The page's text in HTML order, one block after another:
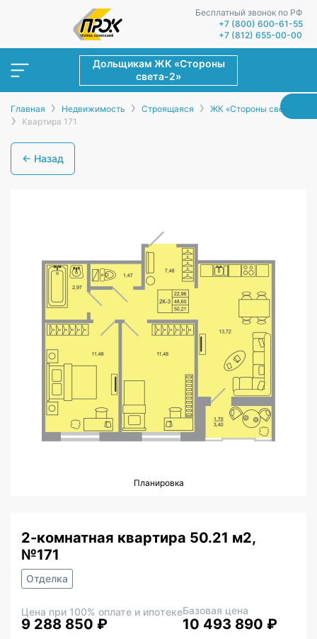
Бесплатный звонок по РФ
+7 (800) 600-61-55
+7 (812) 655-00-00
Дольщикам ЖК «Стороны
света-2»
Главная › Недвижимость › Строящаяся › ЖК «Стороны света-2»
› Квартира 171
← Назад
Планировка
2-комнатная квартира 50.21 м2,
№171
Отделка
Цена при 100% оплате и ипотеке
9 288 850 ₽
Базовая цена
10 493 890 ₽